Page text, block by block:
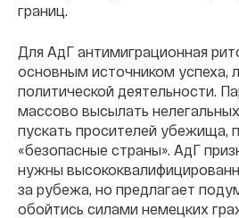
границ.
Для АдГ антимиграционная
основным источником успеха,
политической деятельности.
массово высылать
пускать просителей убежища,
«безопасные страны». АдГ
нужны
за рубежа, но предлагает
обойтись силами немецких